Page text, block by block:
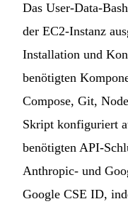
Das User-Data-
der EC2-Instanz
Installation und
benötigten
Compose, Git,
Skript konfiguriert
benötigten API-
Anthropic- und
Google CSE ID,